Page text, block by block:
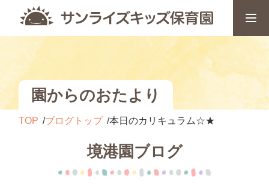
園からのおたより
TOP ブログトップ 本日のカリキュラム☆★
境港園ブログ